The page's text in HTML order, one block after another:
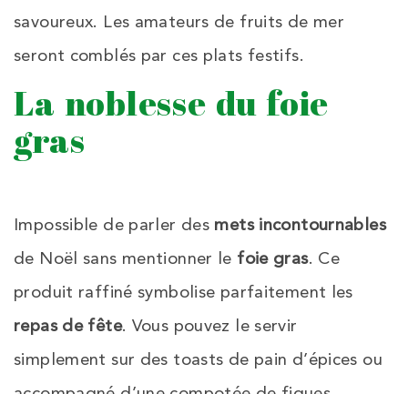
savoureux. Les amateurs de fruits de mer
seront comblés par ces plats festifs.
La noblesse du foie
gras
Impossible de parler des mets incontournables
de Noël sans mentionner le foie gras. Ce
produit raffiné symbolise parfaitement les
repas de fête. Vous pouvez le servir
simplement sur des toasts de pain d’épices ou